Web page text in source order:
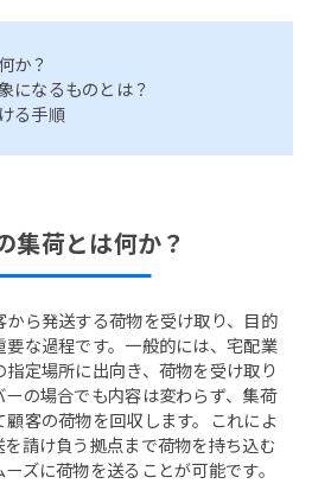
か？
になるものとは？
る手順
集荷とは何か？
ら発送する荷物を受け取り、目的
な過程です。一般的には、宅配業
定場所に出向き、荷物を受け取り
の場合でも内容は変わらず、集荷
客の荷物を回収します。これによ
請け負う拠点まで荷物を持ち込む
ズに荷物を送ることが可能です。